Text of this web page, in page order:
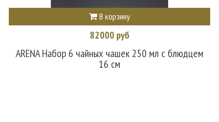
В корзину
82000 руб
ARENA Набор 6 чайных чашек 250 мл с блюдцем
16 см